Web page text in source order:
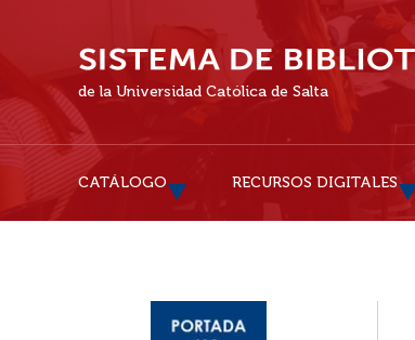
de la Universidad Católica de Salta
CATÁLOGO RECURSOS DIGITALES